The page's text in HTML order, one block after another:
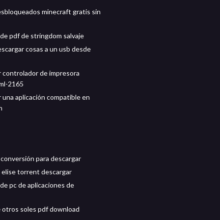
minecraft gratis sin
pdf de stringdom salvaje
cosas a un usb desde
controlador de impresora
2165
una aplicación compatible en
para descargar
elise torrent descargar
pc de aplicaciones de
otros soles pdf download